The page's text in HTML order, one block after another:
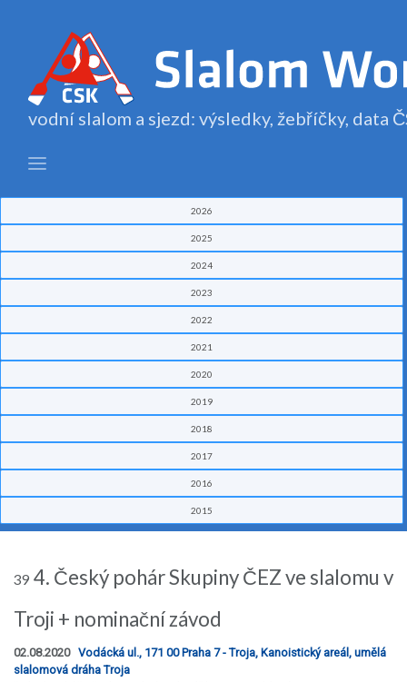
vodní slalom a sjezd: výsledky, žebříčky, data
2026
2025
2024
2023
2022
2021
2020
2019
2018
2017
2016
2015
39 4. Český pohár Skupiny ČEZ ve slalomu v
Troji + nominační závod
02.08.2020 Vodácká ul., 171 00 Praha 7 - Troja, Kanoistický areál, umělá
slalomová dráha Troja